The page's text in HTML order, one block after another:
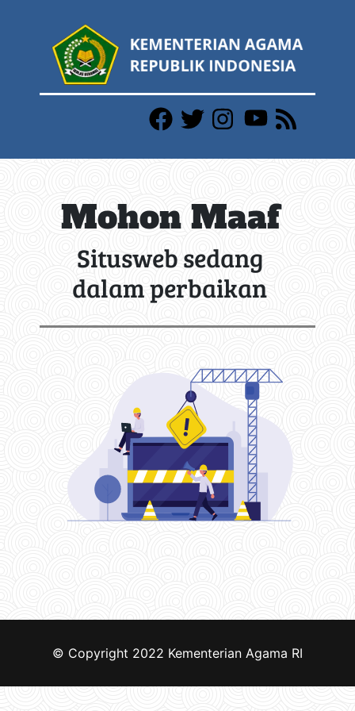
Mohon Maaf
Situsweb sedang
dalam perbaikan
© Copyright 2022 Kementerian Agama RI